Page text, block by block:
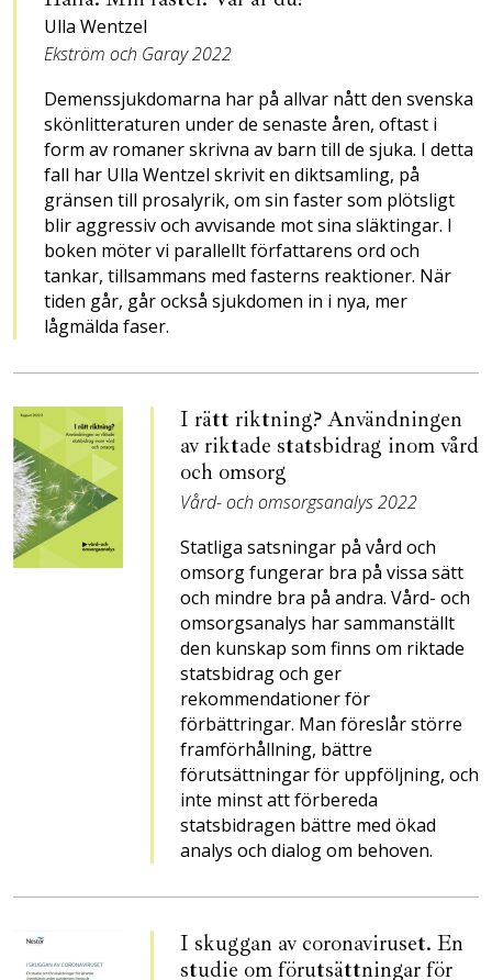
Ulla Wentzel
Ekström och Garay 2022
Demenssjukdomarna har på allvar nått den svenska
skönlitteraturen under de senaste åren, oftast i
form av romaner skrivna av barn till de sjuka. I detta
fall har Ulla Wentzel skrivit en diktsamling, på
gränsen till prosalyrik, om sin faster som plötsligt
blir aggressiv och avvisande mot sina släktingar. I
boken möter vi parallellt författarens ord och
tankar, tillsammans med fasterns reaktioner. När
tiden går, går också sjukdomen in i nya, mer
lågmälda faser.
I rätt riktning? Användningen
av riktade statsbidrag inom vård
och omsorg
Vård- och omsorgsanalys 2022
Statliga satsningar på vård och
omsorg fungerar bra på vissa sätt
och mindre bra på andra. Vård- och
omsorgsanalys har sammanställt
den kunskap som finns om riktade
statsbidrag och ger
rekommendationer för
förbättringar. Man föreslår större
framförhållning, bättre
förutsättningar för uppföljning, och
inte minst att förbereda
statsbidragen bättre med ökad
analys och dialog om behoven.
I skuggan av coronaviruset. En
studie om förutsättningar för